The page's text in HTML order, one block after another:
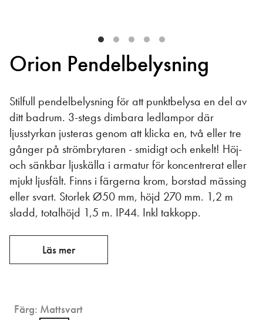
Orion Pendelbelysning
Stilfull pendelbelysning för att punktbelysa en del av
ditt badrum. 3-stegs dimbara ledlampor där
ljusstyrkan justeras genom att klicka en, två eller tre
gånger på strömbrytaren - smidigt och enkelt! Höj-
och sänkbar ljuskälla i armatur för koncentrerat eller
mjukt ljusfält. Finns i färgerna krom, borstad mässing
eller svart. Storlek Ø50 mm, höjd 270 mm. 1,2 m
sladd, totalhöjd 1,5 m. IP44. Inkl takkopp.
Läs mer
Färg: Mattsvart